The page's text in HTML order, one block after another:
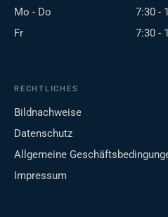
Mo - Do
7:30 -
Fr
7:30 -
RECHTLICHES
Bildnachweise
Datenschutz
Allgemeine
Impressum